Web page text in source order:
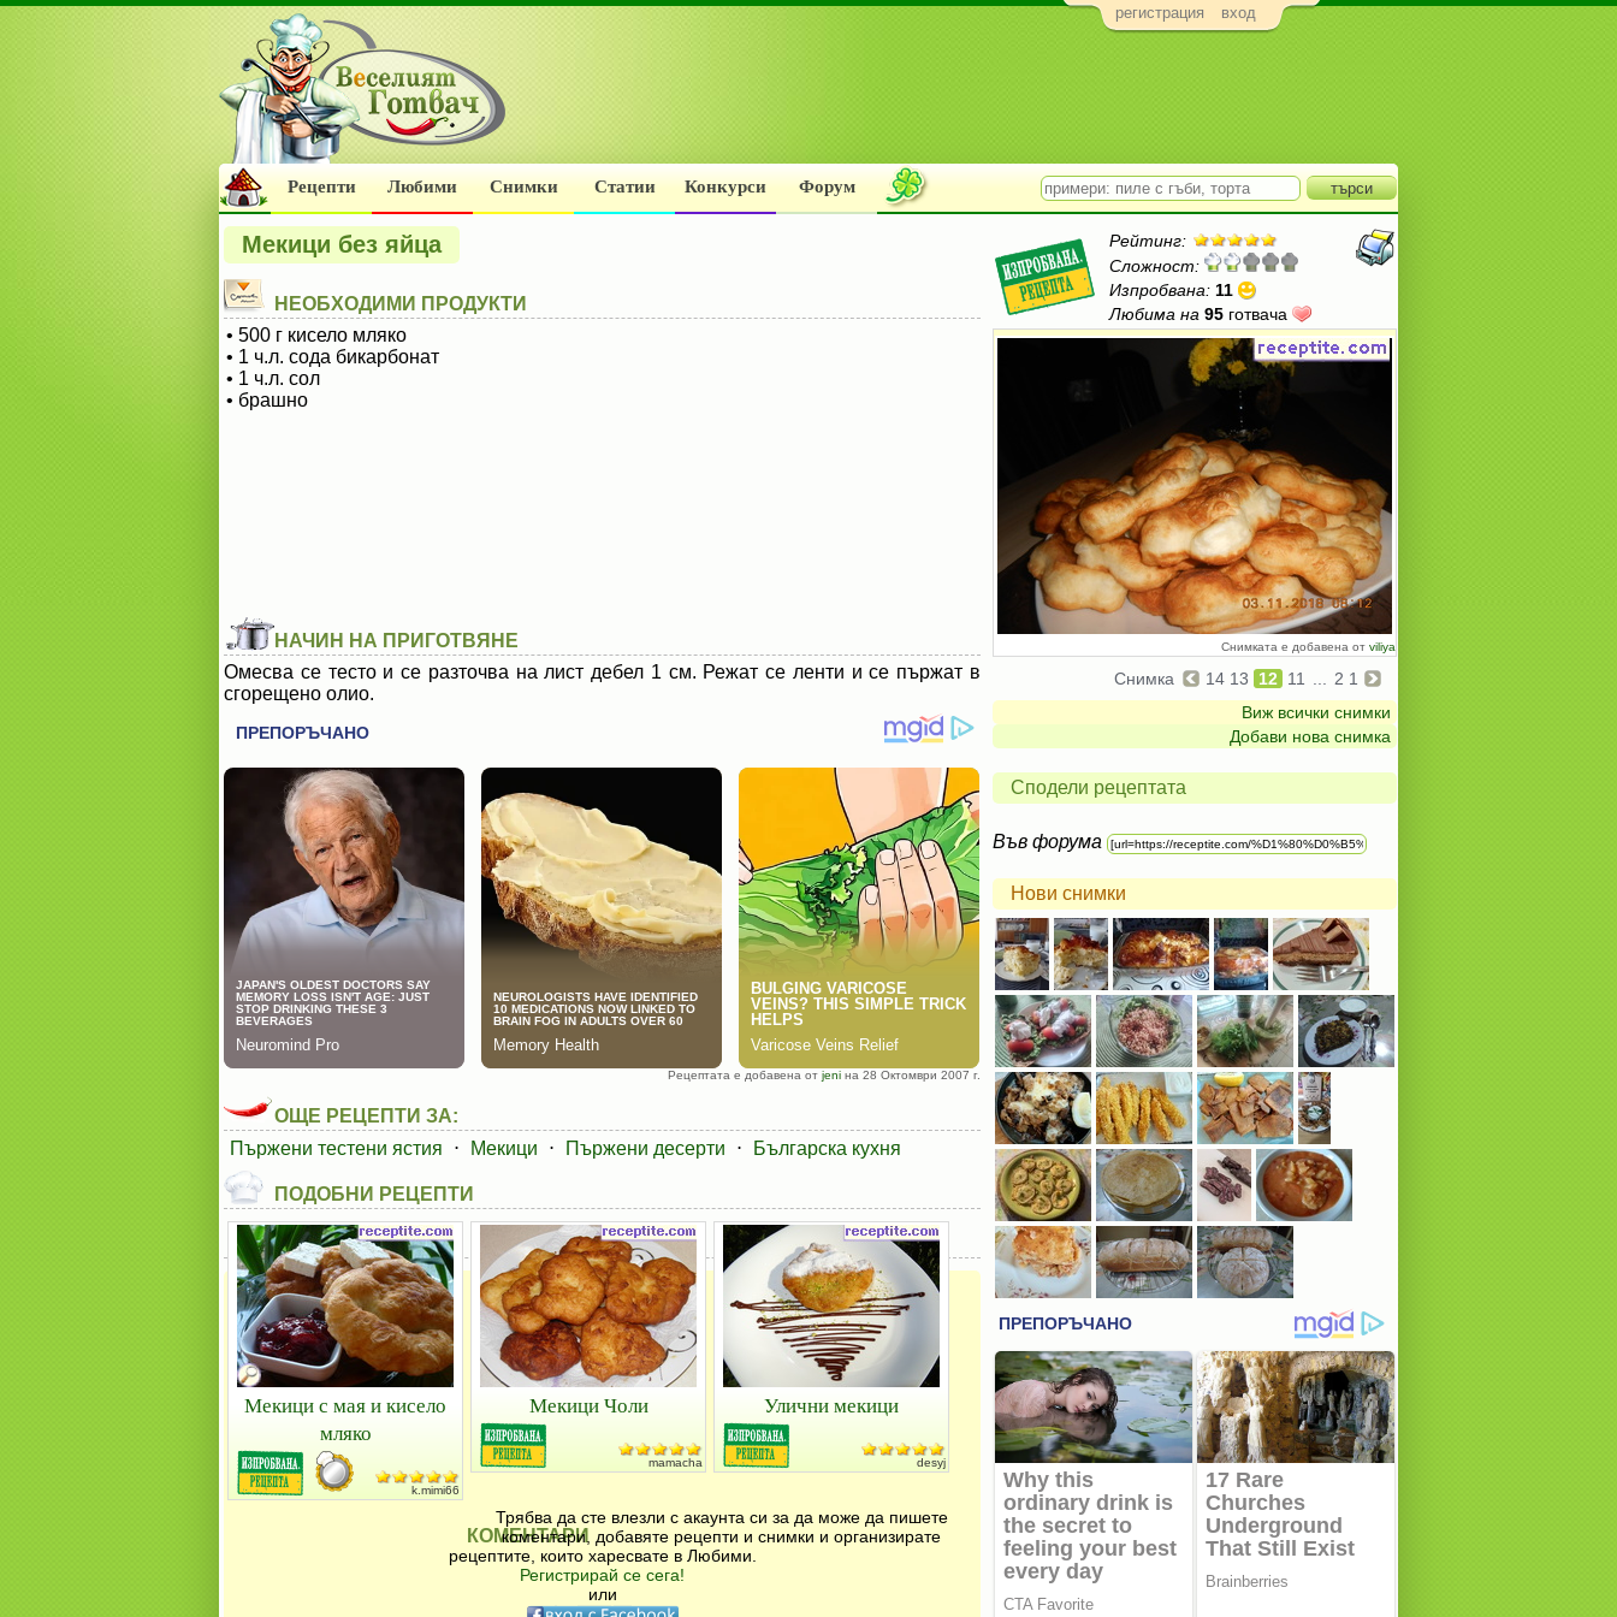
регистрация вход
Рецепти Любими Снимки Статии Конкурси Форум
Мекици без яйца
Рейтинг:
Сложност:
Изпробвана: 11
Любима на 95 готвача
Снимката е добавена от viliya
Снимка 14 13 12 11 2 1
Виж всички снимки
Добави нова снимка
НЕОБХОДИМИ ПРОДУКТИ
• 500 г кисело мляко
• 1 ч.л. сода бикарбонат
• 1 ч.л. сол
• брашно
НАЧИН НА ПРИГОТВЯНЕ
Омесва се тесто и се разточва на лист дебел 1 см. Режат се ленти и се пържат в
сгорещено олио.
Рецептата е добавена от jeni на 28 Октомври 2007 г.
ОЩЕ РЕЦЕПТИ ЗА:
Пържени тестени ястия
⋅ Мекици ⋅ Пържени десерти ⋅ Българска кухня
ПОДОБНИ РЕЦЕПТИ
Мекици с мая и кисело
мляко
k.mimi66
Мекици Чоли
mamacha
Улични мекици
desyj
КОМЕНТАРИ
Трябва да сте влезли с акаунта си за да може да пишете
коментари, добавяте рецепти и снимки и организирате
рецептите, които харесвате в Любими.
Регистрирай се сега!
или
Сподели рецептата
Във форума
Нови снимки